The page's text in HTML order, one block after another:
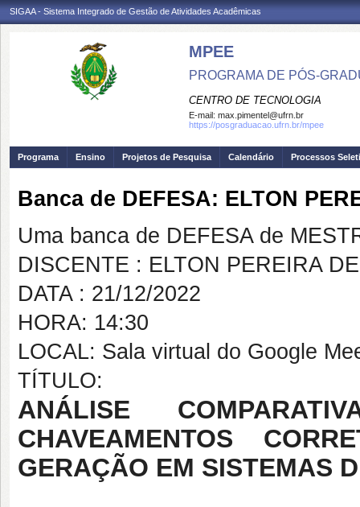
SIGAA - Sistema Integrado de Gestão de Atividades Acadêmicas
MPEE
PROGRAMA DE PÓS-
CENTRO DE TECNOLOGIA
E-mail: max.pimentel@ufrn.br
https://posgraduacao.ufrn.br/mpee
Programa Ensino Projetos de Pesquisa Calendário Processos
Banca de DEFESA: ELTON
Uma banca de DEFESA de
DISCENTE : ELTON PEREIRA
DATA : 21/12/2022
HORA: 14:30
LOCAL: Sala virtual do Google
TÍTULO:
ANÁLISE
CHAVEAMENTOS
GERAÇÃO EM SISTEMAS